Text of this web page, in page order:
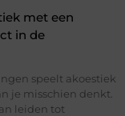
met een
in de
speelt akoestiek
je misschien denkt.
leiden tot